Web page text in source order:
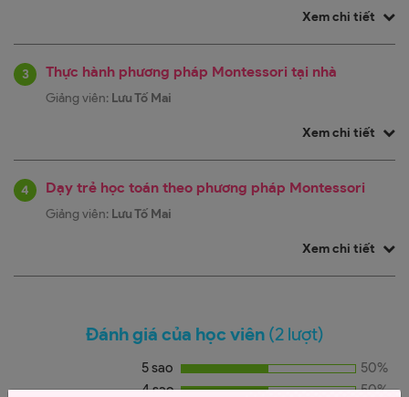
Xem chi tiết
3 Thực hành phương pháp Montessori tại nhà
Giảng viên: Lưu Tố Mai
Xem chi tiết
4 Dạy trẻ học toán theo phương pháp Montessori
Giảng viên: Lưu Tố Mai
Xem chi tiết
Đánh giá của học viên (2 lượt)
5 sao
50%
4 sao
50%